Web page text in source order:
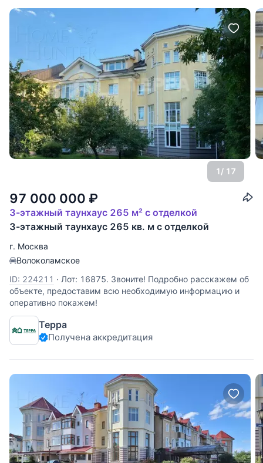
1/ 17
97 000 000 ₽
3-этажный таунхаус 265 м² с отделкой
3-этажный таунхаус 265 кв. м с отделкой
г. Москва
Волоколамское
ID: 224211 · Лот: 16875. Звоните! Подробно расскажем об
объекте, предоставим всю необходимую информацию и
оперативно покажем!
Терра
Получена аккредитация